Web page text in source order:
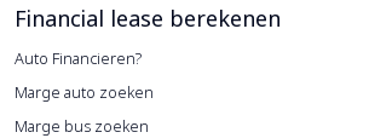
Financial lease berekenen
Auto Financieren?
Marge auto zoeken
Marge bus zoeken